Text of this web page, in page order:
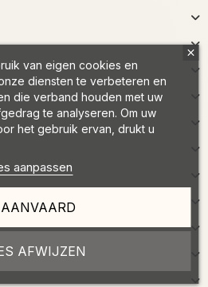
van eigen cookies en
diensten te verbeteren en
die verband houden met uw
te analyseren. Om uw
het gebruik ervan, drukt u
aanpassen
AFWIJZEN